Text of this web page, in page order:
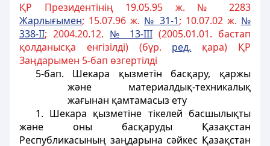
ҚР Президентінің 19.05.95 ж. № 2283
Жарлығымен; 15.07.96 ж. № 31-1; 10.07.02 ж. №
338-II; 2004.20.12. № 13-III(2005.01.01. бастап
қолданысқа енгiзiлдi) (бұр. ред. қара) ҚР
Заңдарымен 5-бап өзгертiлдi
5-бап. Шекара қызметiн басқару, қаржы
және материалдық-техникалық
жағынан қамтамасыз ету
1. Шекара қызметiне тiкелей басшылықты
және оны басқаруды Қазақстан
Республикасының заңдарына сәйкес Қазақстан